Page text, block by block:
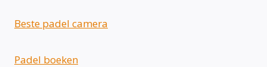
Beste padel camera
Padel boeken